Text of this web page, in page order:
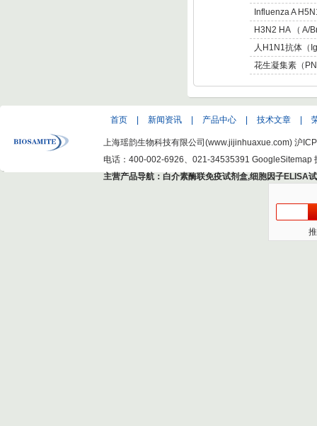
KitInfluenza A
Hemagglutinin
H3N2 HA （ A/
人H1N1抗体（
花生凝集素（
首页 新闻资讯 产品中心 技术文章
上海瑶韵生物科技有限公司(www.jijinhuaxue.com) 沪
电话：400-002-6926、021-34535391 GoogleSitemap
主营产品导航： 白介素酶联免疫试剂盒,细胞因子ELISA